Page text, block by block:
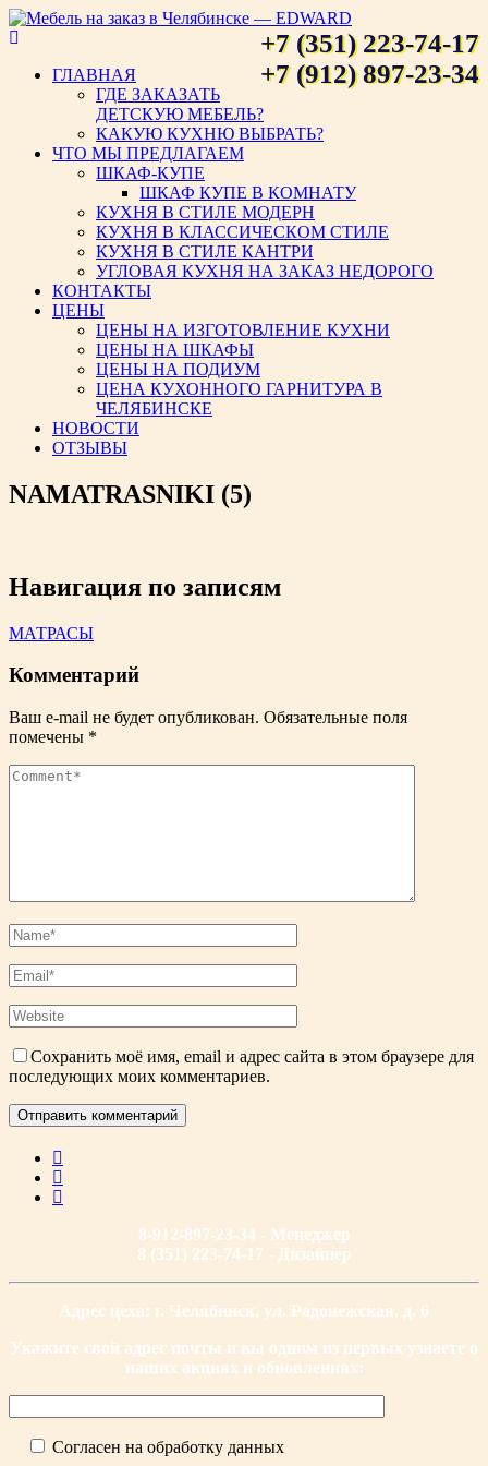
Мебель на заказ в Челябинске
— EDWARD
+7 (351) 223-74-17
+7 (912) 897-23-34
ГЛАВНАЯ
ГДЕ ЗАКАЗАТЬ
ДЕТСКУЮ МЕБЕЛЬ?
КАКУЮ КУХНЮ ВЫБРАТЬ?
ЧТО МЫ ПРЕДЛАГАЕМ
ШКАФ-КУПЕ
ШКАФ КУПЕ В КОМНАТУ
КУХНЯ В СТИЛЕ МОДЕРН
КУХНЯ В КЛАССИЧЕСКОМ СТИЛЕ
КУХНЯ В СТИЛЕ КАНТРИ
УГЛОВАЯ КУХНЯ НА ЗАКАЗ НЕДОРОГО
КОНТАКТЫ
ЦЕНЫ
ЦЕНЫ НА ИЗГОТОВЛЕНИЕ КУХНИ
ЦЕНЫ НА ШКАФЫ
ЦЕНЫ НА ПОДИУМ
ЦЕНА КУХОННОГО ГАРНИТУРА В
ЧЕЛЯБИНСКЕ
НОВОСТИ
ОТЗЫВЫ
NAMATRASNIKI (5)
Навигация по записям
МАТРАСЫ
Комментарий
Ваш e-mail не будет опубликован. Обязательные поля
помечены *
Сохранить моё имя, email и адрес сайта в этом браузере для
последующих моих комментариев.
8-912-897-23-34 - Менеджер
8 (351) 223-74-17 - Дизайнер
Адрес цеха: г. Челябинск, ул. Радонежская, д. 6
Укажите свой адрес почты и вы одним из первых узнаете о
наших акциях и обновлениях:
Согласен на обработку данных